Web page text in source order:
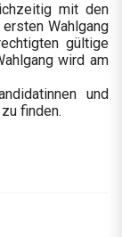
mit den
Wahlgang
gültige
wird am
und
zu finden.